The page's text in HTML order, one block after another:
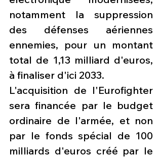
notamment la suppression
des défenses aériennes
ennemies, pour un montant
total de 1,13 milliard d'euros,
à finaliser d'ici 2033.
L'acquisition de l'Eurofighter
sera financée par le budget
ordinaire de l'armée, et non
par le fonds spécial de 100
milliards d'euros créé par le